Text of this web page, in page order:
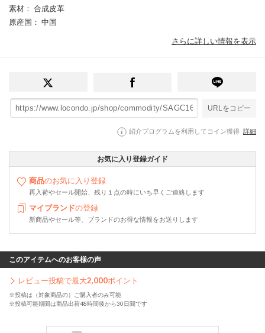
素材 ： 合成皮革
原産国 ： 中国
さらに詳しい情報を表示
URLをコピー
紹介プログラムを利用してコイン獲得 詳細
お気に入り登録ガイド
商品のお気に入り登録
再入荷やセール開始、残り１点の時にいち早くご連絡します
マイブランドの登録
新商品やセール等、ブランドのお得な情報をお送りします
このアイテムへのお客様の声
レビュー投稿で最大2,000ポイント
※投稿は（対象商品の）ご購入者のみ可能
※投稿可能期間は商品出荷48時間後から30日間です